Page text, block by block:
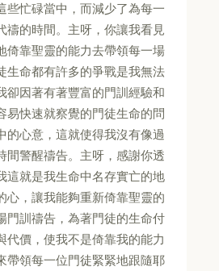
些忙碌當中，而減少了為每一
禱的時間。主呀，你讓我看見
倚靠聖靈的能力去帶領每一場
生命都有許多的爭戰是我無法
卻因著有著豐富的門訓經驗和
易快速就察覺的門徒生命的問
的心意，這就使得我沒有像過
間警醒禱告。主呀，感謝你透
這就是我生命中名存實亡的地
心，讓我能夠重新倚靠聖靈的
門訓禱告，為著門徒的生命付
代價，使我不是倚靠我的能力
帶領每一位門徒緊緊地跟隨耶